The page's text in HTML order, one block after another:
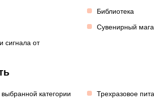
Библиотека
Сувенирный
сигнала от
категории
Трехразовое